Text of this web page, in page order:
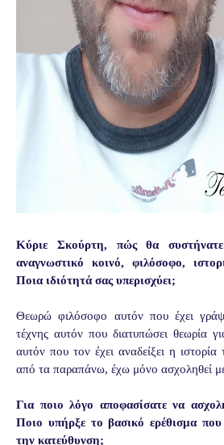
Κύριε Σκούρτη, πώς θα
αναγνωστικό κοινό, φιλόσοφο,
Ποια ιδιότητά σας υπερισχύει;
Θεωρώ φιλόσοφο αυτόν που έχει
τέχνης αυτόν που διατυπώσει θεωρία
αυτόν που τον έχει αναδείξει η ιστορία
από τα παραπάνω, έχω μόνο ασχοληθεί με
Για ποιο λόγο αποφασίσατε να
Ποιο υπήρξε το βασικό ερέθισμα
την κατεύθυνση;